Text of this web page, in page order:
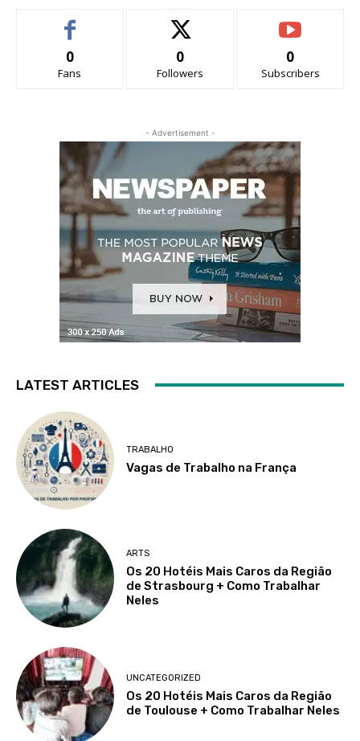
0
Fans
0
Followers
0
Subscribers
- Advertisement -
LATEST ARTICLES
TRABALHO
Vagas de Trabalho na França
ARTS
Os 20 Hotéis Mais Caros da Região
de Strasbourg + Como Trabalhar
Neles
UNCATEGORIZED
Os 20 Hotéis Mais Caros da Região
de Toulouse + Como Trabalhar Neles